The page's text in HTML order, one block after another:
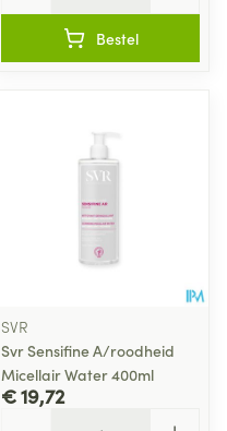
Bestel
SVR
Svr Sensifine A/roodheid
Micellair Water 400ml
€ 19,72